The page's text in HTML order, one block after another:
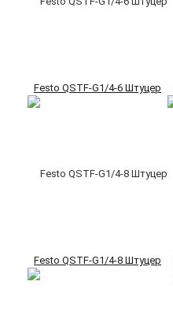
Festo QSTF-G1/4-6 Штуцер
Festo QSTF-G1/4-8 Штуцер